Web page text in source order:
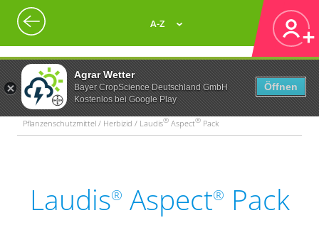
Agrar Wetter
Bayer CropScience Deutschland GmbH
Kostenlos bei Google Play
Öffnen
A-Z
Pflanzenschutzmittel / Herbizid / Laudis® Aspect® Pack
Laudis® Aspect® Pack